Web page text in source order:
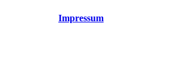
Impressum